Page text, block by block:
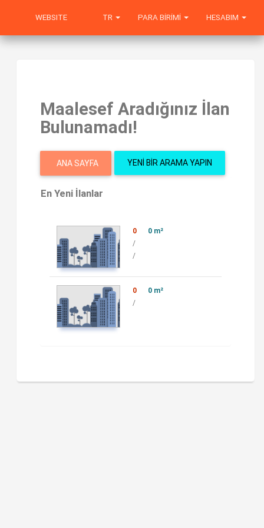
WEBSITE HESABIM
PARA BIRIMI
TR
Maalesef Aradığınız İlan
Bulunamadı!
ANA SAYFA YENI BIR ARAMA YAPIN
En Yeni İlanlar
0
0 m²
/
/
0
0 m²
/